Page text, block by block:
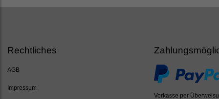
Rechtliches
AGB
Impressum
Vorkasse per